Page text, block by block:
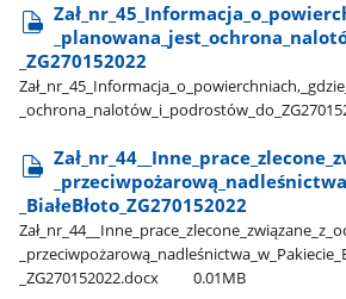
_ZG270152022
_BiałeBłoto​_ZG270152022
_ZG270152022.docx
0.01MB